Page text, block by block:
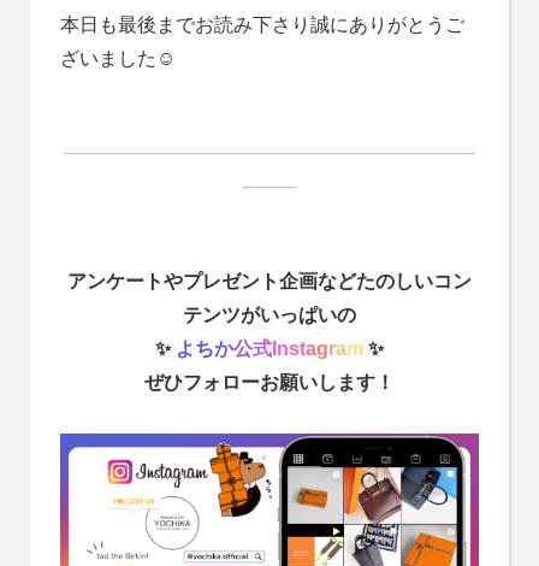
本日も最後までお読み下さり誠にありがとうご
ざいました☺
───────────────────────────────
────
アンケートやプレゼント企画などたのしいコン
テンツがいっぱいの
✨ よ ちか公式I nstagram✨
ぜひフォローお願いします！